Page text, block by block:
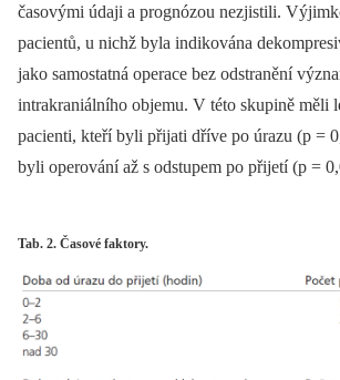
časovými údaji a prognózou nezjistili.
pacientů, u nichž byla indikována
jako samostatná operace bez odstranění
intrakraniálního objemu. V této skupině měli
pacienti, kteří byli přijati dříve po úrazu (p =
byli operování až s odstupem po přijetí (p =
Tab. 2. Časové faktory.